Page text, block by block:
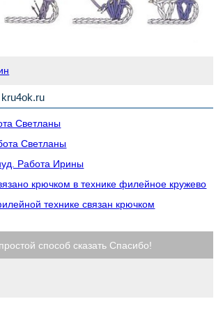
Светланы
Светланы
Работа Ирины
крючком в технике филейное кружево
технике связан крючком
способ сказать Спасибо!